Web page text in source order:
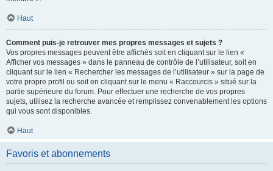
Haut
Comment puis-je retrouver mes propres messages et sujets ?
Vos propres messages peuvent être affichés soit en cliquant sur le lien «
Afficher vos messages » dans le panneau de contrôle de l’utilisateur, soit en
cliquant sur le lien « Rechercher les messages de l’utilisateur » sur la page de
votre propre profil ou soit en cliquant sur le menu « Raccourcis » situé sur la
partie supérieure du forum. Pour effectuer une recherche de vos propres
sujets, utilisez la recherche avancée et remplissez convenablement les options
qui vous sont disponibles.
Haut
Favoris et abonnements